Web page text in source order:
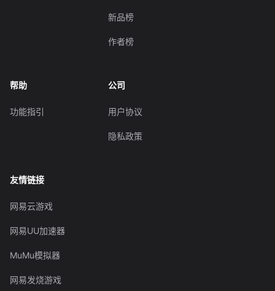
新品榜
作者榜
帮助
功能指引
公司
用户协议
隐私政策
友情链接
网易云游戏
网易UU加速器
MuMu模拟器
网易发烧游戏